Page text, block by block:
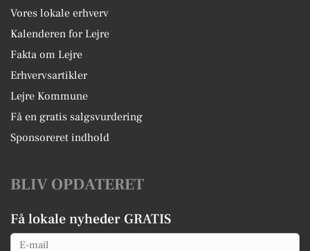
Vores lokale erhverv
Kalenderen for Lejre
Fakta om Lejre
Erhvervsartikler
Lejre Kommune
Få en gratis salgsvurdering
Sponsoreret indhold
BLIV OPDATERET
Få lokale nyheder GRATIS
Email